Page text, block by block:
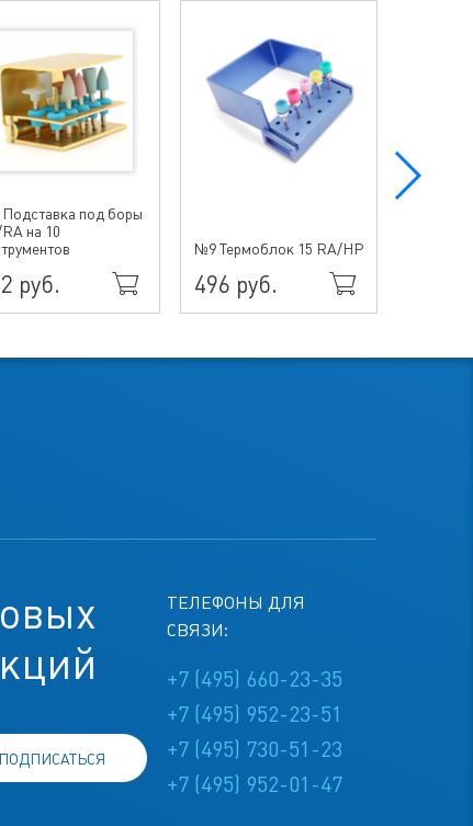
под боры
на 10
руб.
№9 Термоблок 15 RA/HP
496 руб.
ПОДПИСАТЬСЯ
ТЕЛЕФОНЫ ДЛЯ
СВЯЗИ:
+7 (495) 660-23-35
+7 (495) 952-23-51
+7 (495) 730-51-23
+7 (495) 952-01-47